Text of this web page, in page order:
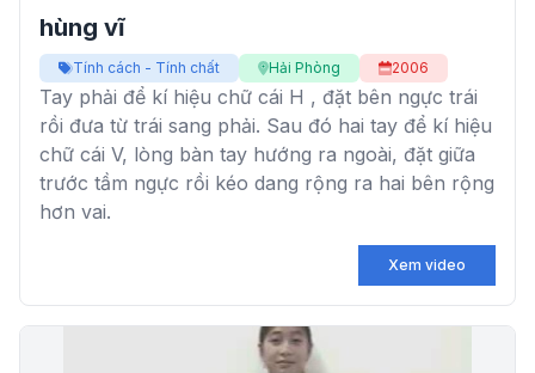
hùng vĩ
Tính cách - Tính chất Hải Phòng 2006
Tay phải để kí hiệu chữ cái H , đặt bên ngực trái
rồi đưa từ trái sang phải. Sau đó hai tay để kí hiệu
chữ cái V, lòng bàn tay hướng ra ngoài, đặt giữa
trước tầm ngực rồi kéo dang rộng ra hai bên rộng
hơn vai.
Xem video